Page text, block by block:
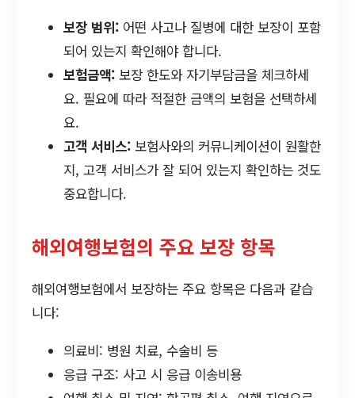
보장 범위: 어떤 사고나 질병에 대한 보장이 포함
되어 있는지 확인해야 합니다.
보험금액: 보장 한도와 자기부담금을 체크하세
요. 필요에 따라 적절한 금액의 보험을 선택하세
요.
고객 서비스: 보험사와의 커뮤니케이션이 원활한
지, 고객 서비스가 잘 되어 있는지 확인하는 것도
중요합니다.
해외여행보험의 주요 보장 항목
해외여행보험에서 보장하는 주요 항목은 다음과 같습
니다:
의료비: 병원 치료, 수술비 등
응급 구조: 사고 시 응급 이송비용